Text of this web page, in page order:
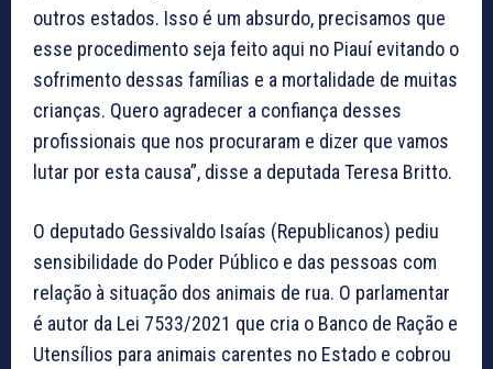
outros estados. Isso é um absurdo, precisamos que
esse procedimento seja feito aqui no Piauí evitando o
sofrimento dessas famílias e a mortalidade de muitas
crianças. Quero agradecer a confiança desses
profissionais que nos procuraram e dizer que vamos
lutar por esta causa”, disse a deputada Teresa Britto.
O deputado Gessivaldo Isaías (Republicanos) pediu
sensibilidade do Poder Público e das pessoas com
relação à situação dos animais de rua. O parlamentar
é autor da Lei 7533/2021 que cria o Banco de Ração e
Utensílios para animais carentes no Estado e cobrou